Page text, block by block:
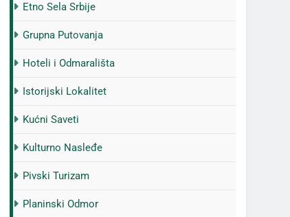
Etno Sela Srbije
Grupna Putovanja
Hoteli i Odmarališta
Istorijski Lokalitet
Kućni Saveti
Kulturno Nasleđe
Pivski Turizam
Planinski Odmor